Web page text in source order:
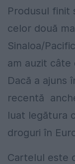
Produsul finit
celor două
Sinaloa/
am auzit câte
Dacă a ajuns
recentă
luat legătura
droguri în
Cartelul este